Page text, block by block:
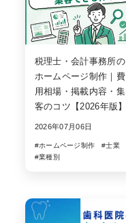
税理士・会計事務所の
ホームページ制作｜費
用相場・掲載内容・集
客のコツ【2026年版】
2026年07月06日
#ホームページ制作
#士業
#業種別